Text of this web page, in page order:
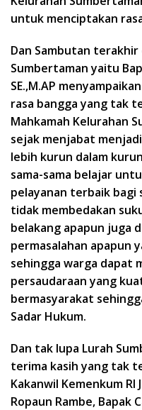
untuk menciptakan
Dan Sambutan terakhir
Sumbertaman yaitu
SE.,M.AP
rasa bangga yang tak
Mahkamah Kelurahan
sejak menjabat
lebih kurun dalam
sama-sama belajar
pelayanan terbaik bagi
tidak membedakan
belakang apapun juga
permasalahan apapun
sehingga warga dapat
persaudaraan yang
bermasyarakat
Sadar Hukum.
Dan tak lupa Lurah
terima kasih yang tak
Kakanwil Kemenkum
Ropaun Rambe, Bapak